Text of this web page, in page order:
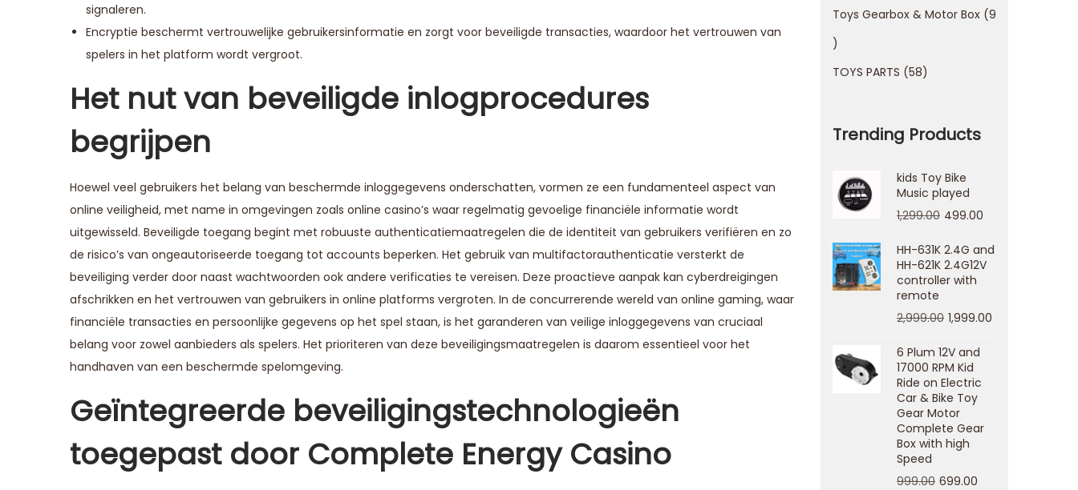
signaleren.
Encryptie beschermt vertrouwelijke gebruikersinformatie en zorgt voor beveiligde transacties, waardoor het vertrouwen van
spelers in het platform wordt vergroot.
Het nut van beveiligde inlogprocedures
begrijpen
Hoewel veel gebruikers het belang van beschermde inloggegevens onderschatten, vormen ze een fundamenteel aspect van
online veiligheid, met name in omgevingen zoals online casino’s waar regelmatig gevoelige financiële informatie wordt
uitgewisseld. Beveiligde toegang begint met robuuste authenticatiemaatregelen die de identiteit van gebruikers verifiëren en zo
de risico’s van ongeautoriseerde toegang tot accounts beperken. Het gebruik van multifactorauthenticatie versterkt de
beveiliging verder door naast wachtwoorden ook andere verificaties te vereisen. Deze proactieve aanpak kan cyberdreigingen
afschrikken en het vertrouwen van gebruikers in online platforms vergroten. In de concurrerende wereld van online gaming, waar
financiële transacties en persoonlijke gegevens op het spel staan, is het garanderen van veilige inloggegevens van cruciaal
belang voor zowel aanbieders als spelers. Het prioriteren van deze beveiligingsmaatregelen is daarom essentieel voor het
handhaven van een beschermde spelomgeving.
Geïntegreerde beveiligingstechnologieën
toegepast door Complete Energy Casino
Toys Gearbox & Motor Box 9
TOYS PARTS 58
Trending Products
kids Toy Bike
Music played
1,299.00 499.00
HH-631K 2.4G and
HH-621K 2.4G12V
controller with
remote
2,999.00 1,999.00
6 Plum 12V and
17000 RPM Kid
Ride on Electric
Car & Bike Toy
Gear Motor
Complete Gear
Box with high
Speed
999.00 699.00